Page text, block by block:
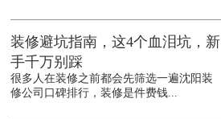
装修避坑指南，这4个血泪坑，新
手千万别踩
很多人在装修之前都会先筛选一遍沈阳装
修公司口碑排行，装修是件费钱...